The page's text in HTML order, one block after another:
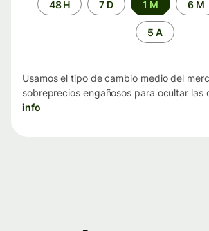
48 H 7 D 1 M 6 M
5 A
Usamos el tipo de cambio medio del
sobreprecios engañosos para ocultar las
info